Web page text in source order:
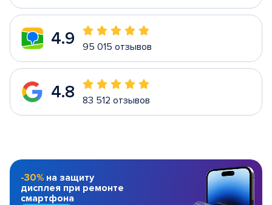
4.9 95 015 отзывов
4.8 83 512 отзывов
-30% на защиту
дисплея при ремонте
смартфона